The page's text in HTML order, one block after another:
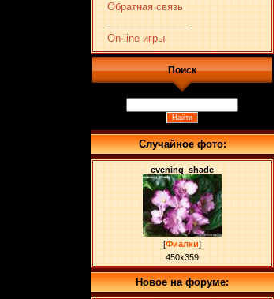
Обратная связь
On-line игры
Поиск
Случайное фото:
evening_shade
[Фиалки]
450x359
Новое на форуме: